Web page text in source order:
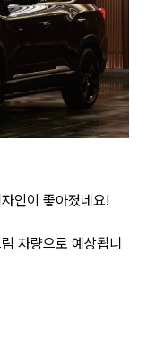
인이 좋아졌네요!
차량으로 예상됩니